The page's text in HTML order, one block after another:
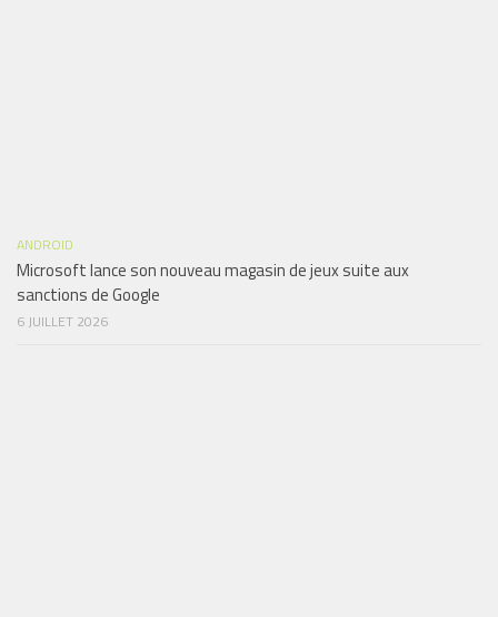
ANDROID
Microsoft lance son nouveau magasin de jeux suite aux
sanctions de Google
6 JUILLET 2026